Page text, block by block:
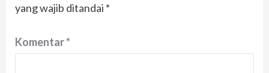
yang wajib ditandai *
Komentar*